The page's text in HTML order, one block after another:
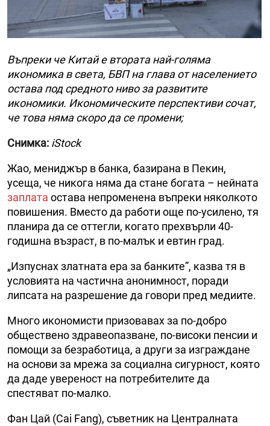
Въпреки че Китай е втората най-голяма
икономика в света, БВП на глава от населението
остава под средното ниво за развитите
икономики. Икономическите перспективи сочат,
че това няма скоро да се промени;
Снимка: iStock
Жао, мениджър в банка, базирана в Пекин,
усеща, че никога няма да стане богата – нейната
заплата остава непроменена въпреки няколкото
повишения. Вместо да работи още по-усилено, тя
планира да се оттегли, когато прехвърли 40-
годишна възраст, в по-малък и евтин град.
„Изпуснах златната ера за банките”, казва тя в
условията на частична анонимност, поради
липсата на разрешение да говори пред медиите.
Много икономисти призовавах за по-добро
обществено здравеопазване, по-високи пенсии и
помощи за безработица, а други за изграждане
на основи за мрежа за социална сигурност, която
да даде увереност на потребителите да
спестяват по-малко.
Фан Цай (Cai Fang), съветник на Централната